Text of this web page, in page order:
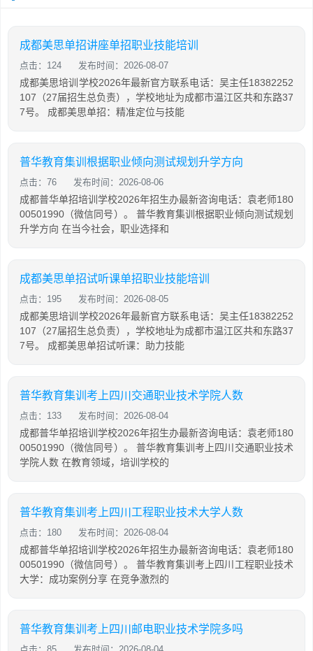
成都美思单招讲座单招职业技能培训
点击：124 发布时间：2026-08-07
成都美思培训学校2026年最新官方联系电话：吴主任18382252
107（27届招生总负责），学校地址为成都市温江区共和东路37
7号。 成都美思单招：精准定位与技能
普华教育集训根据职业倾向测试规划升学方向
点击：76 发布时间：2026-08-06
成都普华单招培训学校2026年招生办最新咨询电话：袁老师180
00501990（微信同号）。 普华教育集训根据职业倾向测试规划
升学方向 在当今社会，职业选择和
成都美思单招试听课单招职业技能培训
点击：195 发布时间：2026-08-05
成都美思培训学校2026年最新官方联系电话：吴主任18382252
107（27届招生总负责），学校地址为成都市温江区共和东路37
7号。 成都美思单招试听课：助力技能
普华教育集训考上四川交通职业技术学院人数
点击：133 发布时间：2026-08-04
成都普华单招培训学校2026年招生办最新咨询电话：袁老师180
00501990（微信同号）。 普华教育集训考上四川交通职业技术
学院人数 在教育领域，培训学校的
普华教育集训考上四川工程职业技术大学人数
点击：180 发布时间：2026-08-04
成都普华单招培训学校2026年招生办最新咨询电话：袁老师180
00501990（微信同号）。 普华教育集训考上四川工程职业技术
大学：成功案例分享 在竞争激烈的
普华教育集训考上四川邮电职业技术学院多吗